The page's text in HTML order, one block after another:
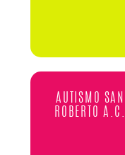
AUTISMO SAN
ROBERTO A.C.